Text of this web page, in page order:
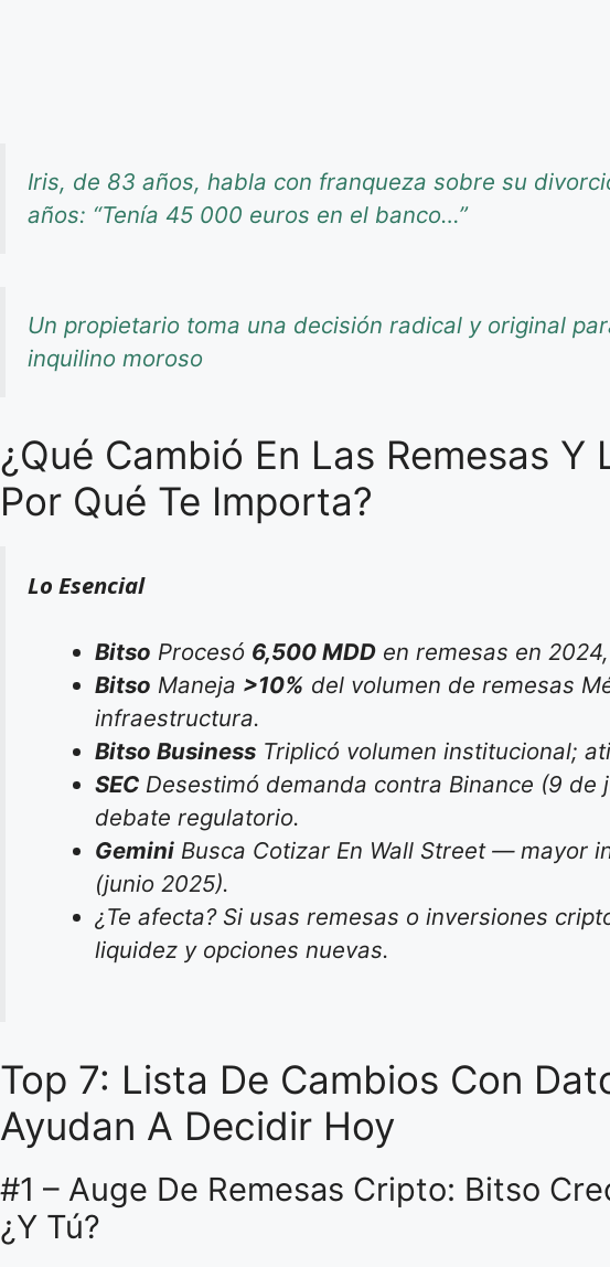
Iris, de 83 años, habla con franqueza sobre su
años: “Tenía 45 000 euros en el banco…”
Un propietario toma una decisión radical y original
inquilino moroso
¿Qué Cambió En Las Remesas Y
Por Qué Te Importa?
Lo Esencial
Bitso Procesó 6,500 MDD en remesas en 2024,
Bitso Maneja >10% del volumen de remesas
infraestructura.
Bitso Business Triplicó volumen institucional;
SEC Desestimó demanda contra Binance (9 de
debate regulatorio.
Gemini Busca Cotizar En Wall Street — mayor
(junio 2025).
¿Te afecta? Si usas remesas o inversiones
liquidez y opciones nuevas.
Top 7: Lista De Cambios Con
Ayudan A Decidir Hoy
#1 – Auge De Remesas Cripto: Bitso
¿Y Tú?